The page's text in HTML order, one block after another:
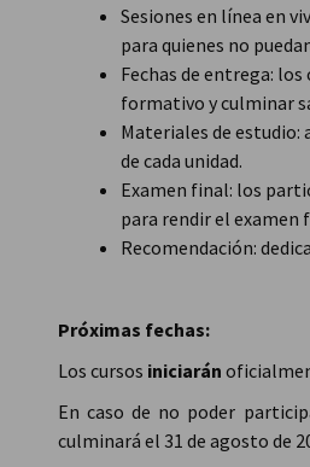
Sesiones en línea en
para quienes no
Fechas de entrega:
formativo y culminar
Materiales de estudio:
de cada unidad.
Examen final: los
para rendir el examen
Recomendación:
Próximas fechas:
Los cursos iniciarán
En caso de no poder
culminará el 31 de agosto de